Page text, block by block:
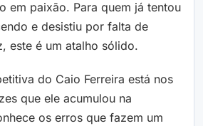
em paixão. Para quem já tentou
e desistiu por falta de
este é um atalho sólido.
do Caio Ferreira está nos
que ele acumulou na
os erros que fazem um